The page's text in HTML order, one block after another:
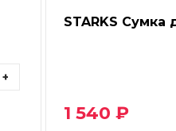
+
STARKS Сумка
1 540 ₽